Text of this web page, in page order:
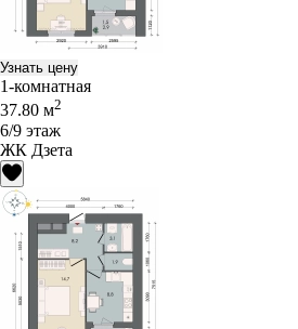
Узнать цену
1-комнатная
37.80 м2
6/9 этаж
ЖК Дзета